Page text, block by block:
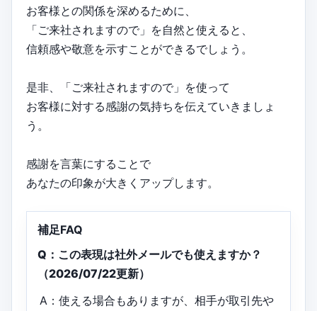
お客様との関係を深めるために、
「ご来社されますので」を自然と使えると、
信頼感や敬意を示すことができるでしょう。
是非、「ご来社されますので」を使って
お客様に対する感謝の気持ちを伝えていきましょ
う。
感謝を言葉にすることで
あなたの印象が大きくアップします。
補足FAQ
Q：この表現は社外メールでも使えますか？
（2026/07/22更新）
A：使える場合もありますが、相手が取引先や